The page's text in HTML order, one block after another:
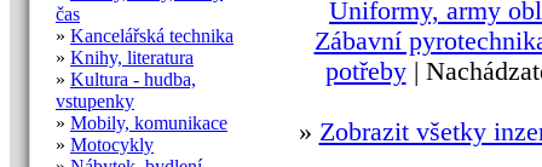
čas
» Kancelářská technika
» Knihy, literatura
» Kultura - hudba,
vstupenky
» Mobily, komunikace
» Motocykly
Uniformy, army
Zábavní
potřeby|
» Zobrazit všetky